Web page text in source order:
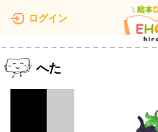
ログイン
へた